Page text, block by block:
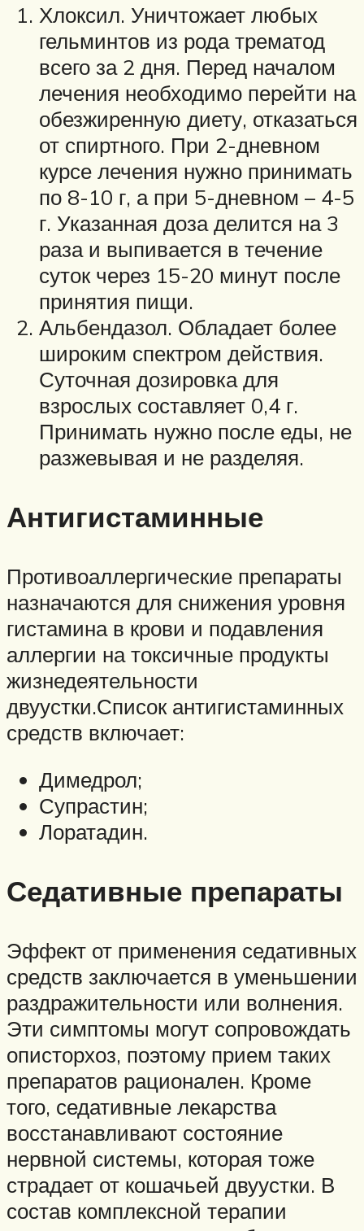
Хлоксил. Уничтожает любых
гельминтов из рода трематод
всего за 2 дня. Перед началом
лечения необходимо перейти на
обезжиренную диету, отказаться
от спиртного. При 2-дневном
курсе лечения нужно принимать
по 8-10 г, а при 5-дневном – 4-5
г. Указанная доза делится на 3
раза и выпивается в течение
суток через 15-20 минут после
принятия пищи.
Альбендазол. Обладает более
широким спектром действия.
Суточная дозировка для
взрослых составляет 0,4 г.
Принимать нужно после еды, не
разжевывая и не разделяя.­
Антигистаминные
Противоаллергические препараты
назначаются для снижения уровня
гистамина в крови и подавления
аллергии на токсичные продукты
жизнедеятельности
двуустки.Список антигистаминных
средств включает:
Димедрол;
Супрастин;
Лоратадин.
Седативные препараты
Эффект от применения седативных
средств заключается в уменьшении
раздражительности или волнения.
Эти симптомы могут сопровождать
описторхоз, поэтому прием таких
препаратов рационален. Кроме
того, седативные лекарства
восстанавливают состояние
нервной системы, которая тоже
страдает от кошачьей двуустки. В
состав комплексной терапии